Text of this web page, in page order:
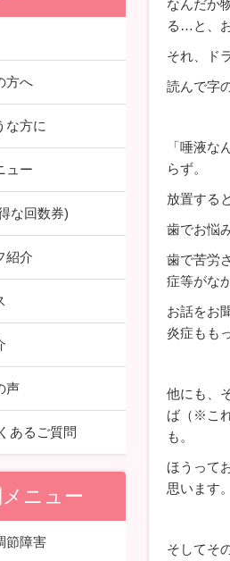
なんだか
る…と、
それ、ド
読んで字
「唾液
らず。
放置する
歯でお悩
歯で苦労
症等がな
お話をお
炎症もも
他にも、
ば（※こ
も。
ほうって
思います。
そしてそ
方へ
な方に
ュー
な回数券)
紹介
声
あるご質問
ニュー
節障害